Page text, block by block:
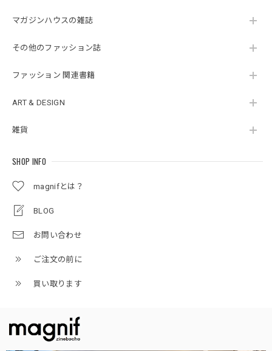
マガジンハウスの雑誌
その他のファッション誌
ファッション 関連書籍
ART & DESIGN
雑貨
SHOP INFO
magnifとは？
BLOG
お問い合わせ
ご注文の前に
買い取ります